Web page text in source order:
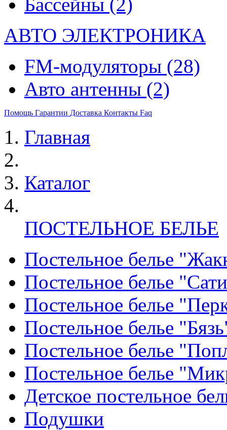
АВТО ЭЛЕКТРОНИКА
FM-модуляторы (28)
Авто антенны (2)
Помощь Гарантии Доставка Контакты Faq
Главная
Каталог
ПОСТЕЛЬНОЕ БЕЛЬЕ
Постельное белье
Постельное белье
Постельное белье
Постельное белье
Постельное белье
Постельное белье
Детское постельное
Подушки